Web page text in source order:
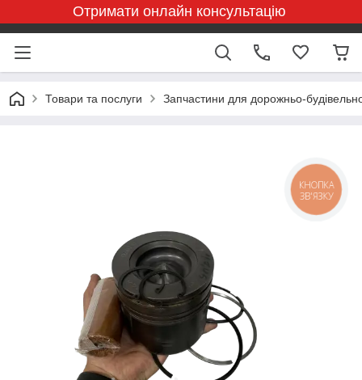
Отримати онлайн консультацію
Товари та послуги Запчастини для дорожньо-
КНОПКА
ЗВ'ЯЗКУ